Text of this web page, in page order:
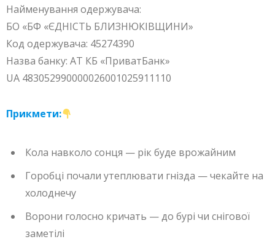
Найменування одержувача:
БО «БФ «ЄДНІСТЬ БЛИЗНЮКІВЩИНИ»
Код одержувача: 45274390
Назва банку: АТ КБ «ПриватБанк»
UA 483052990000026001025911110
Прикмети:
Кола навколо сонця — рік буде врожайним
Горобці почали утеплювати гнізда — чекайте на
холоднечу
Ворони голосно кричать — до бурі чи снігової
заметілі